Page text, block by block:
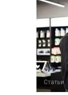
Статьи